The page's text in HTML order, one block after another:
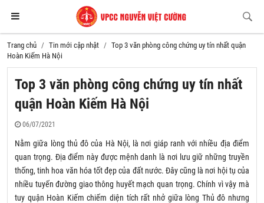
Trang chủ Tin mới cập nhật
Top 3 văn phòng công chứng uy tín nhất quận
Hoàn Kiếm Hà Nội
Top 3 văn phòng công chứng uy tín nhất
quận Hoàn Kiếm Hà Nội
06/07/2021
Nằm giữa lòng thủ đô của Hà Nội, là nơi giáp ranh với nhiều địa điểm
quan trọng. Địa điểm này được mệnh danh là nơi lưu giữ những truyền
thống, tinh hoa văn hóa tốt đẹp của đất nước. Đây cũng là nơi hội tụ của
nhiều tuyến đường giao thông huyết mạch quan trọng. Chính vì vậy mà
tuy quận Hoàn Kiếm chiếm diện tích rất nhở giữa lòng Thủ đô nhưng